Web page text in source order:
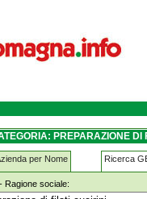
sestola
PREPARAZIONE DI
per Nome Ricerca
Ragione sociale:
di-filati-cucirini